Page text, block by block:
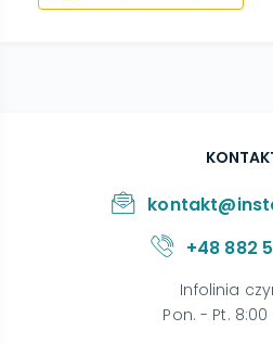
+48 882
Infolinia
Pon. - Pt. 8:00